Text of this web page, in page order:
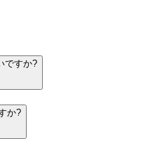
ですか?
か?